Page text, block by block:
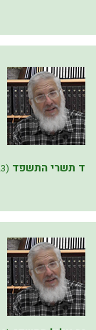
ד תשרי התשפד (19.09.2023)